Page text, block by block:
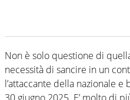
Non è solo questione di
necessità di sancire in un
l’attaccante della nazionale